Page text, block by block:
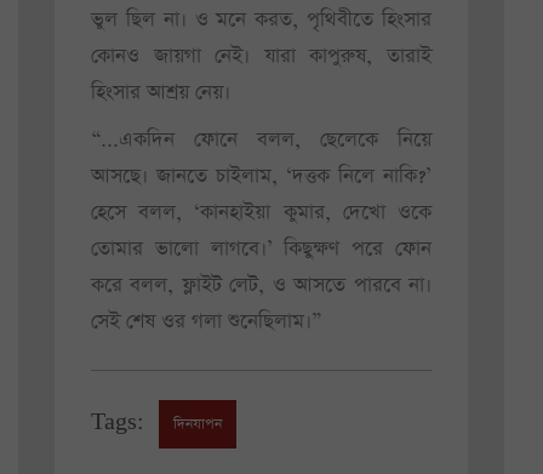
ভুল ছিল না। ও মনে করত, পৃথিবীতে হিংসার
কোনও জায়গা নেই। যারা কাপুরুষ, তারাই
হিংসার আশ্রয় নেয়।
“...একদিন ফোনে বলল, ছেলেকে নিয়ে
আসছে। জানতে চাইলাম, ‘দত্তক নিলে নাকি?’
হেসে বলল, ‘কানহাইয়া কুমার, দেখো ওকে
তোমার ভালো লাগবে।’ কিছুক্ষণ পরে ফোন
করে বলল, ফ্লাইট লেট, ও আসতে পারবে না।
সেই শেষ ওর গলা শুনেছিলাম।”
Tags: দিনযাপন